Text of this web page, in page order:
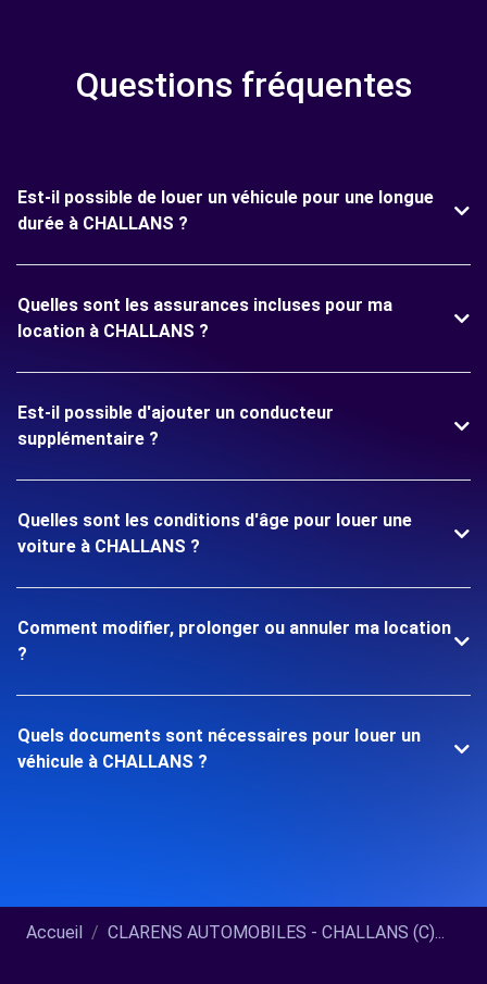
Questions fréquentes
Est-il possible de louer un véhicule pour une longue
durée à CHALLANS ?
Quelles sont les assurances incluses pour ma
location à CHALLANS ?
Est-il possible d'ajouter un conducteur
supplémentaire ?
Quelles sont les conditions d'âge pour louer une
voiture à CHALLANS ?
Comment modifier, prolonger ou annuler ma location
?
Quels documents sont nécessaires pour louer un
véhicule à CHALLANS ?
Accueil CLARENS AUTOMOBILES - CHALLANS (C)...